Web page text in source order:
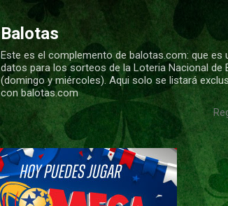
Balotas
Este es el complemento de balotas.com: que
datos para los sorteos de la Loteria Nacional
(domingo y miércoles). Aqui solo se listará
con balotas.com